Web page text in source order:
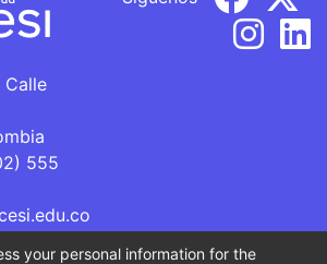
Calle
555
your personal information for the